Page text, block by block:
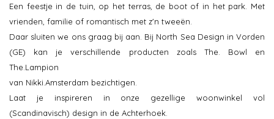
Een feestje in de tuin, op het terras, de boot of in het park. Met
vrienden, familie of romantisch met z'n tweeën.
Daar sluiten we ons graag bij aan. Bij North Sea Design in Vorden
(GE) kan je verschillende producten zoals The. Bowl en
The.Lampion
van Nikki.Amsterdam bezichtigen.
Laat je inspireren in onze gezellige woonwinkel vol
(Scandinavisch) design in de Achterhoek.